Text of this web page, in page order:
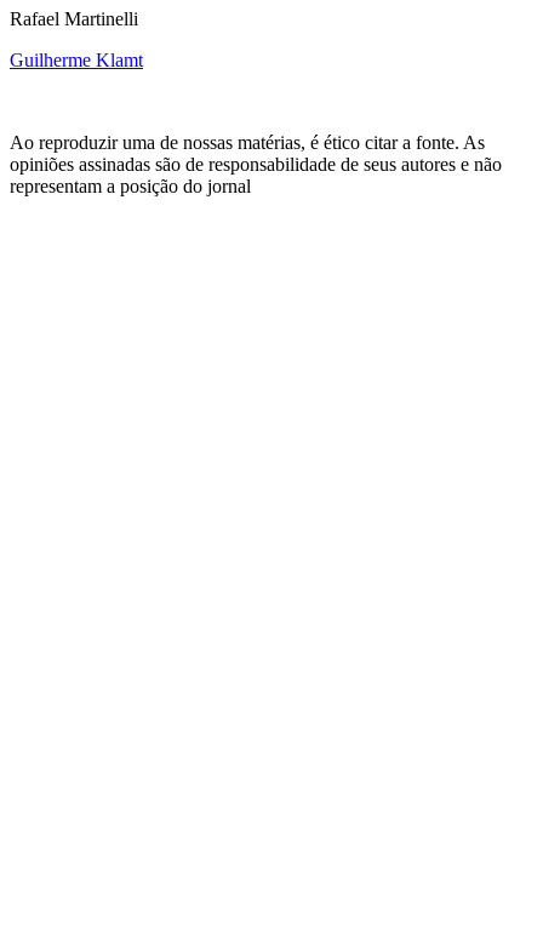
Rafael Martinelli
Guilherme Klamt
Ao reproduzir uma de nossas matérias, é ético citar a fonte. As
opiniões assinadas são de responsabilidade de seus autores e não
representam a posição do jornal